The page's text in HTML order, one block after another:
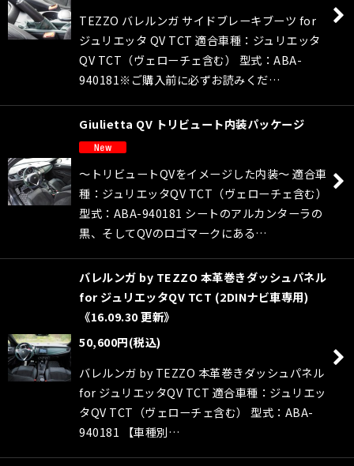
TEZZO バレルンガ サイドブレーキブーツ for
ジュリエッタ QV TCT 適合車種：ジュリエッタ
QV TCT（ヴェローチェ含む） 型式：ABA-
940181※ご購入前に必ずお読みくだ…
Giulietta QV トリビュート内装パッケージ
〜トリビュートQVをイメージした内装〜 適合車
種：ジュリエッタQV TCT（ヴェローチェ含む）
型式：ABA-940181 シートのアルカンターラの
黒、そしてQVのロゴマークにある…
バレルンガ by TEZZO 本革巻きダッシュパネル
for ジュリエッタQV TCT (2DINナビ車専用)
《16.09.30 更新》
50,600円(税込)
バレルンガ by TEZZO 本革巻きダッシュパネル
for ジュリエッタQV TCT 適合車種：ジュリエッ
タQV TCT（ヴェローチェ含む） 型式：ABA-
940181 【車種別…